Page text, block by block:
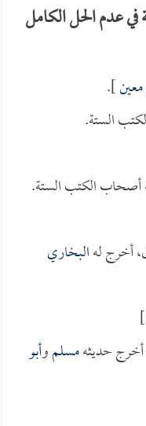
عدم الحل الكامل
].
الستة.
أصحاب الكتب الستة.
أخرج لهالبخاري
]
حديثهمسلموأبو